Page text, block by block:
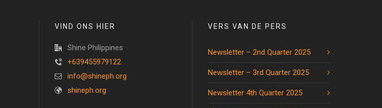
VIND ONS HIER
Shine Philippines
+639455979122
info@shineph.org
shineph.org
VERS VAN DE PERS
Newsletter – 2nd Quarter 2025
Newsletter – 3rd Quarter 2025
Newsletter 4th Quarter 2025